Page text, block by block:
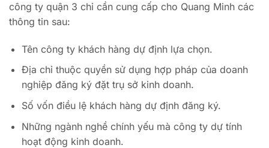
công ty quận 3 chỉ cần cung cấp cho Quang Minh các
thông tin sau:
Tên công ty khách hàng dự định lựa chọn.
Địa chỉ thuộc quyền sử dụng hợp pháp của doanh
nghiệp đăng ký đặt trụ sở kinh doanh.
Số vốn điều lệ khách hàng dự định đăng ký.
Những ngành nghề chính yếu mà công ty dự tính
hoạt động kinh doanh.